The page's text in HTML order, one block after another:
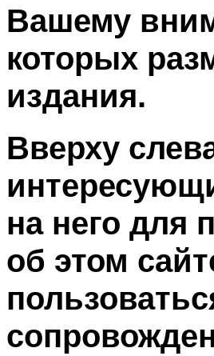
Вашему
которых
издания.
Вверху
на него для
об этом